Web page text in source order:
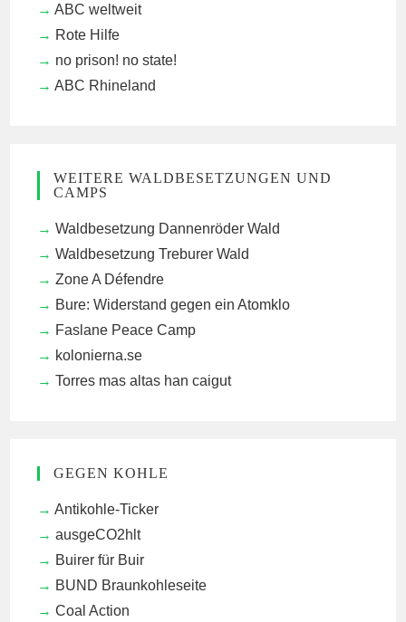
ABC weltweit
Rote Hilfe
no prison! no state!
ABC Rhineland
WEITERE WALDBESETZUNGEN UND
CAMPS
Waldbesetzung Dannenröder Wald
Waldbesetzung Treburer Wald
Zone A Défendre
Bure: Widerstand gegen ein Atomklo
Faslane Peace Camp
kolonierna.se
Torres mas altas han caigut
GEGEN KOHLE
Antikohle-Ticker
ausgeCO2hlt
Buirer für Buir
BUND Braunkohleseite
Coal Action